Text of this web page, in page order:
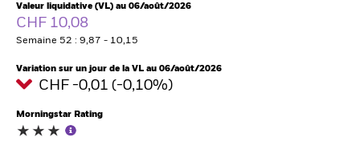
Valeur liquidative (VL) au 06/août/2026
CHF 10,08
Semaine 52 : 9,87 - 10,15
Variation sur un jour de la VL au 06/août/2026
CHF -0,01 (-0,10%)
Morningstar Rating